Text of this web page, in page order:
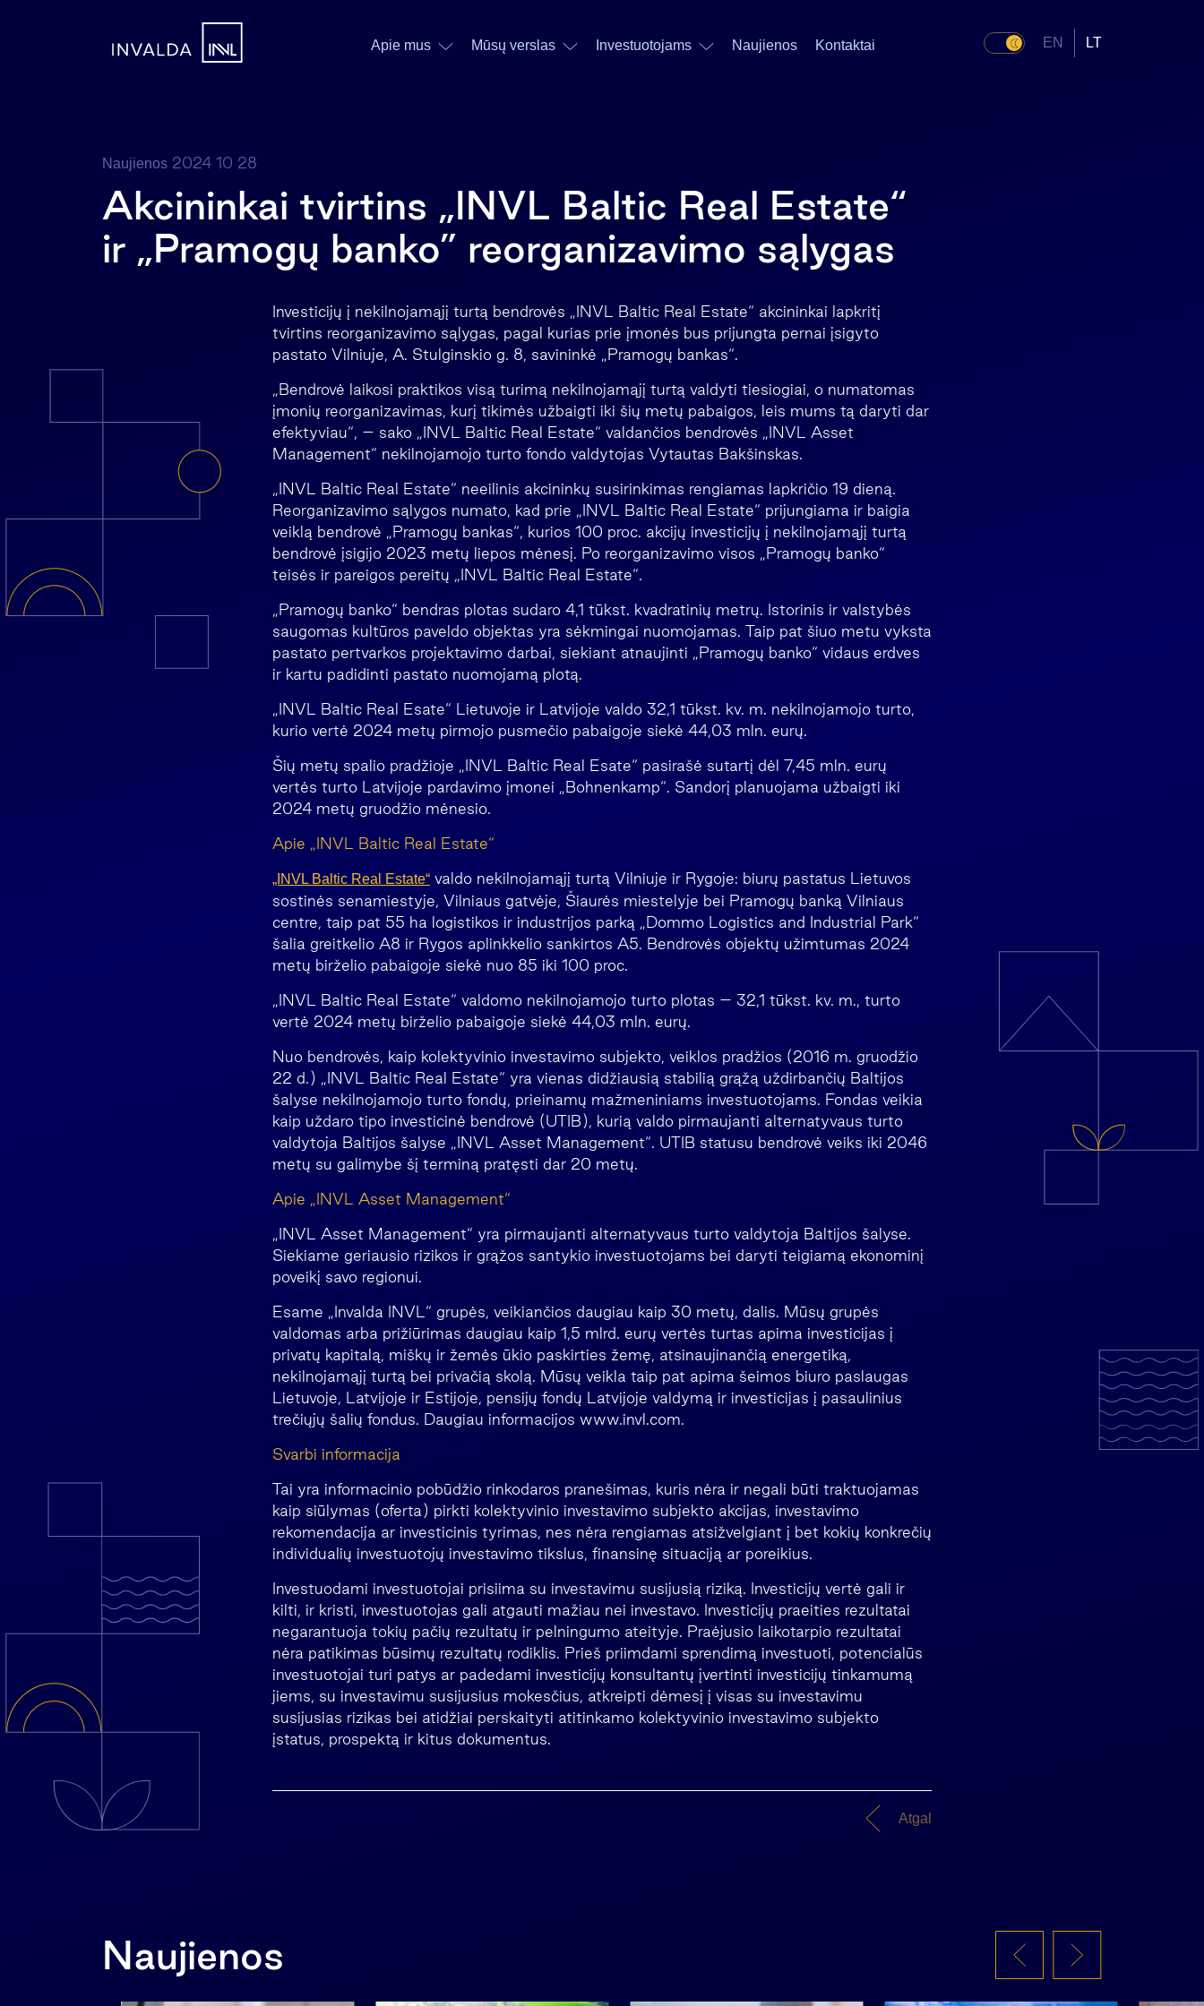
Apie mus Mūsų verslas Investuotojams Naujienos Kontaktai EN LT
Naujienos 2024 10 28
Akcininkai tvirtins „INVL Baltic Real Estate“
ir „Pramogų banko” reorganizavimo sąlygas
Investicijų į nekilnojamąjį turtą bendrovės „INVL Baltic Real Estate“ akcininkai lapkritį
tvirtins reorganizavimo sąlygas, pagal kurias prie įmonės bus prijungta pernai įsigyto
pastato Vilniuje, A. Stulginskio g. 8, savininkė „Pramogų bankas“.
„Bendrovė laikosi praktikos visą turimą nekilnojamąjį turtą valdyti tiesiogiai, o numatomas
įmonių reorganizavimas, kurį tikimės užbaigti iki šių metų pabaigos, leis mums tą daryti dar
efektyviau“, – sako „INVL Baltic Real Estate“ valdančios bendrovės „INVL Asset
Management“ nekilnojamojo turto fondo valdytojas Vytautas Bakšinskas.
„INVL Baltic Real Estate“ neeilinis akcininkų susirinkimas rengiamas lapkričio 19 dieną.
Reorganizavimo sąlygos numato, kad prie „INVL Baltic Real Estate“ prijungiama ir baigia
veiklą bendrovė „Pramogų bankas“, kurios 100 proc. akcijų investicijų į nekilnojamąjį turtą
bendrovė įsigijo 2023 metų liepos mėnesį. Po reorganizavimo visos „Pramogų banko“
teisės ir pareigos pereitų „INVL Baltic Real Estate“.
„Pramogų banko“ bendras plotas sudaro 4,1 tūkst. kvadratinių metrų. Istorinis ir valstybės
saugomas kultūros paveldo objektas yra sėkmingai nuomojamas. Taip pat šiuo metu vyksta
pastato pertvarkos projektavimo darbai, siekiant atnaujinti „Pramogų banko“ vidaus erdves
ir kartu padidinti pastato nuomojamą plotą.
„INVL Baltic Real Esate“ Lietuvoje ir Latvijoje valdo 32,1 tūkst. kv. m. nekilnojamojo turto,
kurio vertė 2024 metų pirmojo pusmečio pabaigoje siekė 44,03 mln. eurų.
Šių metų spalio pradžioje „INVL Baltic Real Esate“ pasirašė sutartį dėl 7,45 mln. eurų
vertės turto Latvijoje pardavimo įmonei „Bohnenkamp“. Sandorį planuojama užbaigti iki
2024 metų gruodžio mėnesio.
Apie „INVL Baltic Real Estate“
„INVL Baltic Real Estate“ valdo nekilnojamąjį turtą Vilniuje ir Rygoje: biurų pastatus Lietuvos
sostinės senamiestyje, Vilniaus gatvėje, Šiaurės miestelyje bei Pramogų banką Vilniaus
centre, taip pat 55 ha logistikos ir industrijos parką „Dommo Logistics and Industrial Park“
šalia greitkelio A8 ir Rygos aplinkkelio sankirtos A5. Bendrovės objektų užimtumas 2024
metų birželio pabaigoje siekė nuo 85 iki 100 proc.
„INVL Baltic Real Estate“ valdomo nekilnojamojo turto plotas – 32,1 tūkst. kv. m., turto
vertė 2024 metų birželio pabaigoje siekė 44,03 mln. eurų.
Nuo bendrovės, kaip kolektyvinio investavimo subjekto, veiklos pradžios (2016 m. gruodžio
22 d.) „INVL Baltic Real Estate“ yra vienas didžiausią stabilią grąžą uždirbančių Baltijos
šalyse nekilnojamojo turto fondų, prieinamų mažmeniniams investuotojams. Fondas veikia
kaip uždaro tipo investicinė bendrovė (UTIB), kurią valdo pirmaujanti alternatyvaus turto
valdytoja Baltijos šalyse „INVL Asset Management“. UTIB statusu bendrovė veiks iki 2046
metų su galimybe šį terminą pratęsti dar 20 metų.
Apie „INVL Asset Management“
„INVL Asset Management“ yra pirmaujanti alternatyvaus turto valdytoja Baltijos šalyse.
Siekiame geriausio rizikos ir grąžos santykio investuotojams bei daryti teigiamą ekonominį
poveikį savo regionui.
Esame „Invalda INVL“ grupės, veikiančios daugiau kaip 30 metų, dalis. Mūsų grupės
valdomas arba prižiūrimas daugiau kaip 1,5 mlrd. eurų vertės turtas apima investicijas į
privatų kapitalą, miškų ir žemės ūkio paskirties žemę, atsinaujinančią energetiką,
nekilnojamąjį turtą bei privačią skolą. Mūsų veikla taip pat apima šeimos biuro paslaugas
Lietuvoje, Latvijoje ir Estijoje, pensijų fondų Latvijoje valdymą ir investicijas į pasaulinius
trečiųjų šalių fondus. Daugiau informacijos www.invl.com.
Svarbi informacija
Tai yra informacinio pobūdžio rinkodaros pranešimas, kuris nėra ir negali būti traktuojamas
kaip siūlymas (oferta) pirkti kolektyvinio investavimo subjekto akcijas, investavimo
rekomendacija ar investicinis tyrimas, nes nėra rengiamas atsižvelgiant į bet kokių konkrečių
individualių investuotojų investavimo tikslus, finansinę situaciją ar poreikius.
Investuodami investuotojai prisiima su investavimu susijusią riziką. Investicijų vertė gali ir
kilti, ir kristi, investuotojas gali atgauti mažiau nei investavo. Investicijų praeities rezultatai
negarantuoja tokių pačių rezultatų ir pelningumo ateityje. Praėjusio laikotarpio rezultatai
nėra patikimas būsimų rezultatų rodiklis. Prieš priimdami sprendimą investuoti, potencialūs
investuotojai turi patys ar padedami investicijų konsultantų įvertinti investicijų tinkamumą
jiems, su investavimu susijusius mokesčius, atkreipti dėmesį į visas su investavimu
susijusias rizikas bei atidžiai perskaityti atitinkamo kolektyvinio investavimo subjekto
įstatus, prospektą ir kitus dokumentus.
Atgal
Naujienos